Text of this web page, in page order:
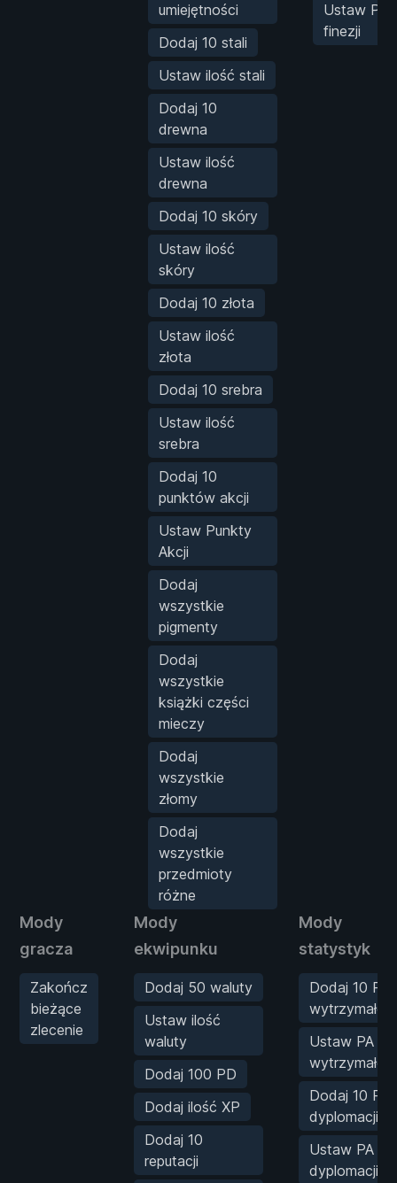
umiejętności
Dodaj 10 stali
Ustaw ilość stali
Dodaj 10
drewna
Ustaw ilość
drewna
Dodaj 10 skóry
Ustaw ilość
skóry
Dodaj 10 złota
Ustaw ilość
złota
Dodaj 10 srebra
Ustaw ilość
srebra
Dodaj 10
punktów akcji
Ustaw Punkty
Akcji
Dodaj
wszystkie
pigmenty
Dodaj
wszystkie
książki części
mieczy
Dodaj
wszystkie
złomy
Dodaj
wszystkie
przedmioty
różne
Ustaw PA
finezji
Mody
gracza
Zakończ
bieżące
zlecenie
Mody
ekwipunku
Dodaj 50 waluty
Ustaw ilość
waluty
Dodaj 100 PD
Dodaj ilość XP
Dodaj 10
reputacji
Mody
statystyk
Dodaj 10 PA
Ustaw PA
Dodaj 10 PA
dyplomacji
Ustaw PA
dyplomacji